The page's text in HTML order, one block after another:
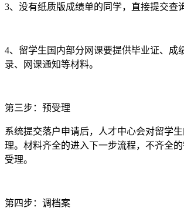
3、没有纸质版成绩单的同学，直接提交查
4、留学生国内部分网课要提供毕业证、成
录、网课通知等材料。
第三步：预受理
系统提交落户申请后，人才中心会对留学
理。材料齐全的进入下一步流程，不齐全
受理。
第四步：调档案